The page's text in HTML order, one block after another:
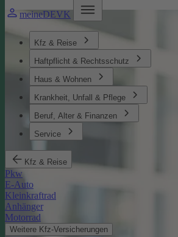
meineDEVK
Kfz & Reise
Haftpflicht & Rechtsschutz
Haus & Wohnen
Krankheit, Unfall & Pflege
Beruf, Alter & Finanzen
Service
Kfz & Reise
Pkw
E-Auto
Kleinkraftrad
Anhänger
Motorrad
Weitere Kfz-Versicherungen